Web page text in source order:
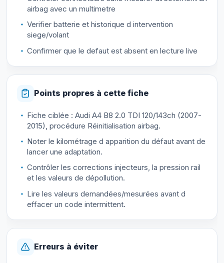
airbag avec un multimetre
Verifier batterie et historique d intervention
siege/volant
Confirmer que le defaut est absent en lecture live
Points propres à cette fiche
Fiche ciblée : Audi A4 B8 2.0 TDI 120/143ch (2007-
2015), procédure Réinitialisation airbag.
Noter le kilométrage d apparition du défaut avant de
lancer une adaptation.
Contrôler les corrections injecteurs, la pression rail
et les valeurs de dépollution.
Lire les valeurs demandées/mesurées avant d
effacer un code intermittent.
Erreurs à éviter